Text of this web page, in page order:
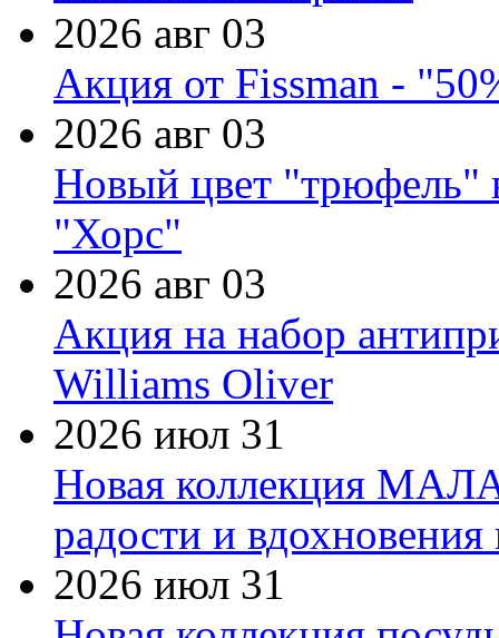
2026 авг 03
Акция от Fissman -
2026 авг 03
Новый цвет "трюфель"
"Хорс"
2026 авг 03
Акция на набор
Williams Oliver
2026 июл 31
Новая коллекция
радости и
2026 июл 31